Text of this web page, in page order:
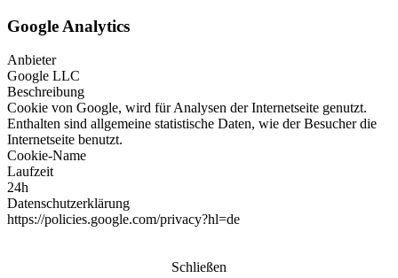
Google Analytics
Anbieter
Google LLC
Beschreibung
Cookie von Google, wird für Analysen der Internetseite genutzt.
Enthalten sind allgemeine statistische Daten, wie der Besucher die
Internetseite benutzt.
Cookie-Name
Laufzeit
24h
Datenschutzerklärung
https://policies.google.com/privacy?hl=de
Schließen